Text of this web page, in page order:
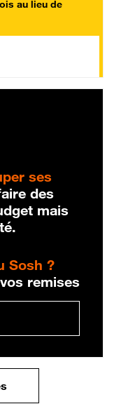
au lieu de
ses
des
mais
Sosh ?
remises